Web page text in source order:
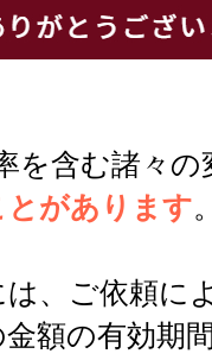
を含む諸々
があります
、ご依頼に
額の有効期